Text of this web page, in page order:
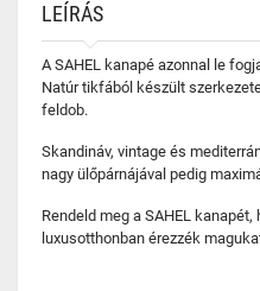
LEÍRÁS
A SAHEL kanapé azonnal le
Natúr tikfából készült
feldob.
Skandináv, vintage és
nagy ülőpárnájával pedig
Rendeld meg a SAHEL
luxusotthonban érezzék